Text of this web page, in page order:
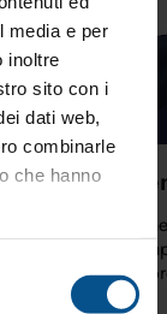
media e per
inoltre
sito con i
dati web,
combinarle
che hanno
il